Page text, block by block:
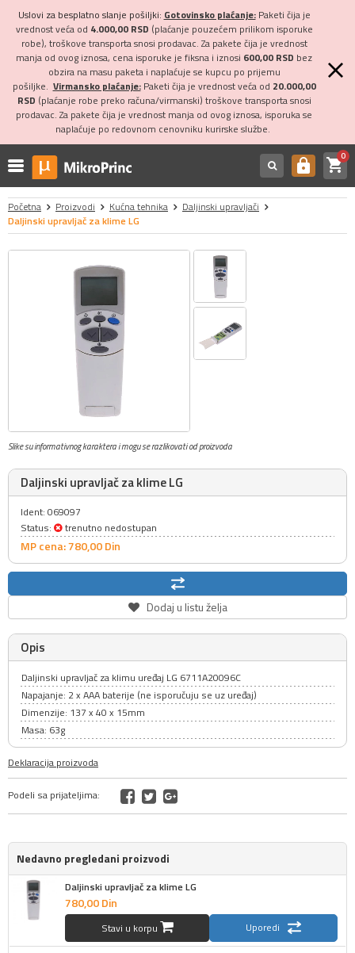
Uslovi za besplatno slanje pošiljki: Gotovinsko plaćanje:Paketi čija je
vrednost veća od 4.000,00 RSD (plaćanje pouzećem prilikom isporuke
robe), troškove transporta snosi prodavac. Za pakete čija je vrednost
manja od ovog iznosa, cena isporuke je fiksna i iznosi 600,00 RSD bez
obzira na masu paketa i naplaćuje se kupcu po prijemu
pošiljke. Virmansko plaćanje:Paketi čija je vrednost veća od 20.000,00
RSD (plaćanje robe preko računa/virmanski) troškove transporta snosi
prodavac. Za pakete čija je vrednost manja od ovog iznosa, isporuka se
naplaćuje po redovnom cenovniku kurirske službe.
https shopping_cart0
Početna Proizvodi Kućna tehnika
Daljinski upravljači
Daljinski upravljač za klime LG
Slike su informativnog karaktera i mogu se razlikovati od proizvoda
Daljinski upravljač za klime LG
Ident: 069097
Status:
trenutno nedostupan
MP cena: 780,00Din
Dodaj u listu želja
Opis
Daljinski upravljač za klimu uređaj LG 6711A20096C
Napajanje: 2 x AAA baterije (ne isporučuju se uz uređaj)
Dimenzije: 137 x 40 x 15mm
Masa: 63g
Deklaracija proizvoda
Podeli sa prijateljima:
Nedavno pregledani proizvodi
Daljinski upravljač za klime LG
780,00Din
Stavi u korpu Uporedi